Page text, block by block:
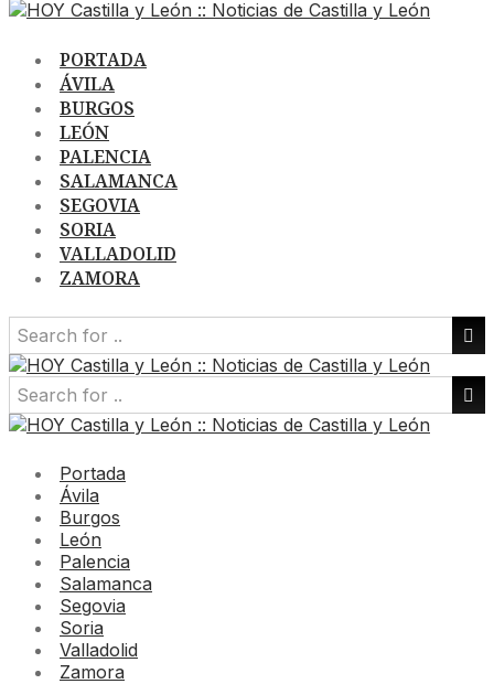
PORTADA
ÁVILA
BURGOS
LEÓN
PALENCIA
SALAMANCA
SEGOVIA
SORIA
VALLADOLID
ZAMORA
Portada
Ávila
Burgos
León
Palencia
Salamanca
Segovia
Soria
Valladolid
Zamora